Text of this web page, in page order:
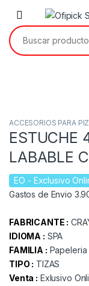
Skip to navigation
Skip to content
Buscar por:
ACCESORIOS PARA
ESTUCHE
LABABLE
EO - Exclusivo
Gastos de Envio
FABRICANTE :
IDIOMA : SPA
FAMILIA : Papeleria
TIPO : TIZAS
Venta : Exlusivo